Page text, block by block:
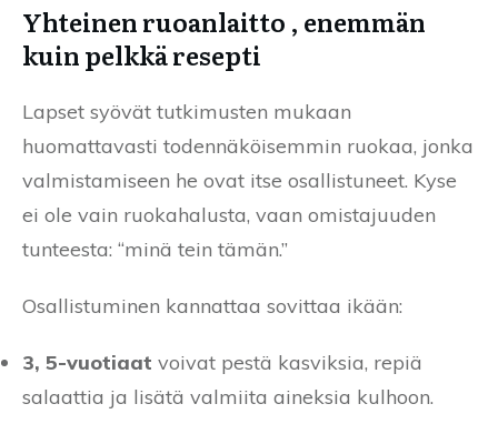
Yhteinen ruoanlaitto , enemmän
kuin pelkkä resepti
Lapset syövät tutkimusten mukaan
huomattavasti todennäköisemmin ruokaa, jonka
valmistamiseen he ovat itse osallistuneet. Kyse
ei ole vain ruokahalusta, vaan omistajuuden
tunteesta: “minä tein tämän.”
Osallistuminen kannattaa sovittaa ikään:
3, 5-vuotiaat voivat pestä kasviksia, repiä
salaattia ja lisätä valmiita aineksia kulhoon.